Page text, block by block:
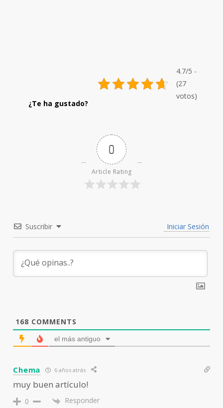
4.7/5 -
(27
votos)
0
Article Rating
Suscribir Iniciar Sesión
168 COMMENTS
el más antiguo
Chema 6 años atrás
muy buen artículo!
0 Responder